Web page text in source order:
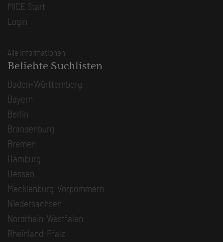
MICE Start
Login
Alle Informationen
Beliebte Suchlisten
Baden-Württemberg
Bayern
Berlin
Brandenburg
Bremen
Hamburg
Hessen
Mecklenburg-Vorpommern
Niedersachsen
Nordrhein-Westfalen
Rheinland-Pfalz